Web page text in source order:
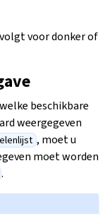
voor donker of
beschikbare
weergegeven
, moet u
moet worden
.